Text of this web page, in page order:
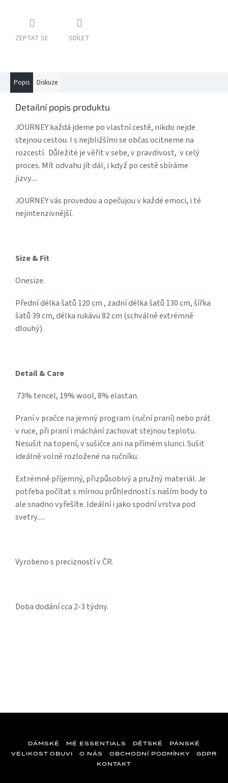
ZEPTAT SE SDÍLET
Popis Diskuze
Detailní popis produktu
JOURNEY každá jdeme po vlastní cestě, nikdo nejde
stejnou cestou. I s nejbližšími se občas ocitneme na
rozcestí. Důležité je věřit v sebe, v pravdivost, v celý
proces. Mít odvahu jít dál, i když po cestě sbíráme
jizvy....
JOURNEY vás provedou a opečujou v každé emoci, i té
nejintenzivnější.
Size & Fit
Onesize.
Přední délka šatů 120 cm , zadní délka šatů 130 cm, šířka
šatů 39 cm, délka rukávu 82 cm (schválně extrémně
dlouhý).
Detail & Care
73% tencel, 19% wool, 8% elastan.
Praní v pračce na jemný program (ruční praní) nebo prát
v ruce, při praní i máchání zachovat stejnou teplotu.
Nesušit na topení, v sušičce ani na přímém slunci. Sušit
ideálně volně rozložené na ručníku.
Extrémně příjemný, přizpůsobivý a pružný materiál. Je
potřeba počítat s mírnou průhledností s naším body to
ale snadno vyřešíte. Ideální i jako spodní vrstva pod
svetry.....
Vyrobeno s precizností v ČR.
Doba dodání cca 2-3 týdny.
DÁMSKÉ MÉ ESSENTIALS DĚTSKÉ
PÁNSKÉ
VELIKOST OBUVI
O NÁS OBCHODNÍ PODMÍNKY
GDPR
KONTAKT